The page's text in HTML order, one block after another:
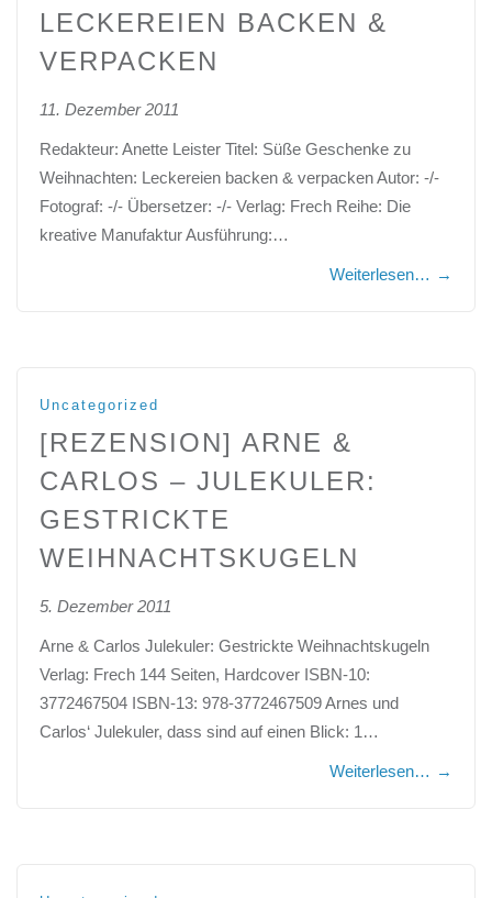
ECKEREIEN BACKEN & V
ERPACKEN
11. Dezember 2011
Redakteur: Anette Leister Titel: Süße Geschenke zu
Weihnachten: Leckereien backen & verpacken Autor: -/-
Fotograf: -/- Übersetzer: -/- Verlag: Frech Reihe: Die
kreative Manufaktur Ausführung:…
Weiterlesen… →
Uncategorized
[REZENSION] ARNE &
CARLOS – JULEKULER:
GESTRICKTE
WEIHNACHTSKUGELN
5. Dezember 2011
Arne & Carlos Julekuler: Gestrickte Weihnachtskugeln
Verlag: Frech 144 Seiten, Hardcover ISBN-10:
3772467504 ISBN-13: 978-3772467509 Arnes und
Carlos‘ Julekuler, dass sind auf einen Blick: 1…
Weiterlesen… →